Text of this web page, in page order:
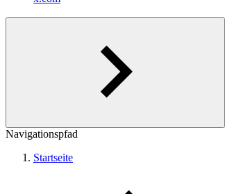
Navigationspfad
Startseite